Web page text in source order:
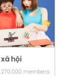
hội
270.000 members